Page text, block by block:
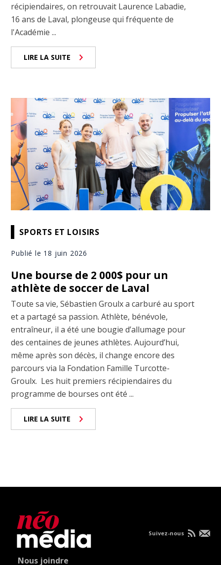
récipiendaires, on retrouvait Laurence Labadie,
16 ans de Laval, plongeuse qui fréquente de
l'Académie ...
LIRE LA SUITE
SPORTS ET LOISIRS
Publié le 18 juin 2026
Une bourse de 2 000$ pour un
athlète de soccer de Laval
Toute sa vie, Sébastien Groulx a carburé au sport
et a partagé sa passion. Athlète, bénévole,
entraîneur, il a été une bougie d’allumage pour
des centaines de jeunes athlètes. Aujourd’hui,
même après son décès, il change encore des
parcours via la Fondation Famille Turcotte-
Groulx. Les huit premiers récipiendaires du
programme de bourses ont été ...
LIRE LA SUITE
Nous joindre
Suivez-nous